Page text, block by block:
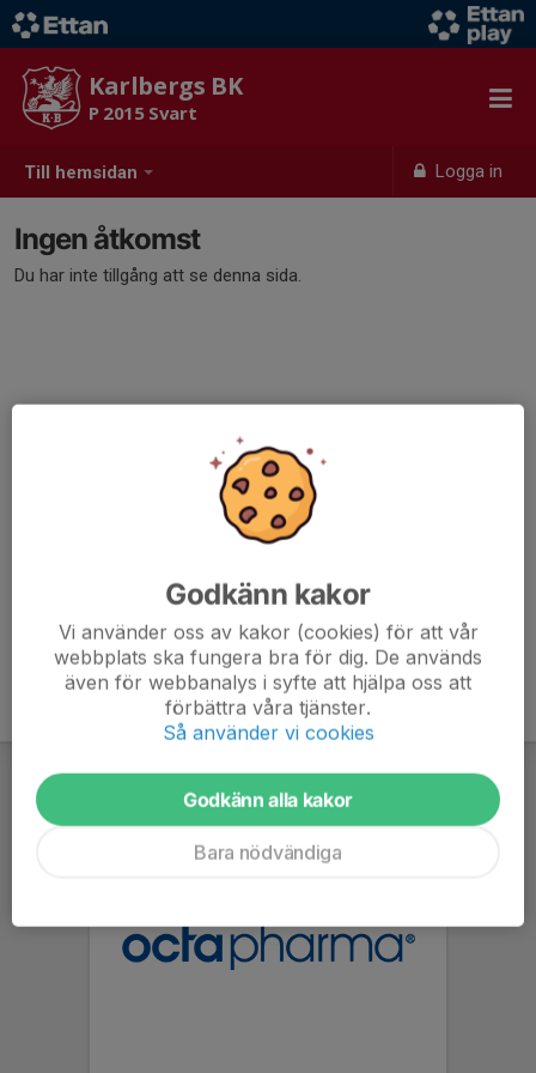
Till hemsidan Logga in
Karlbergs BK
P 2015 Svart
Ingen åtkomst
Du har inte tillgång att se denna sida.
Godkänn kakor
Vi använder oss av kakor (cookies) för att vår
webbplats ska fungera bra för dig. De används
även för webbanalys i syfte att hjälpa oss att
förbättra våra tjänster.
Så använder vi cookies
Godkänn alla kakor
Bara nödvändiga